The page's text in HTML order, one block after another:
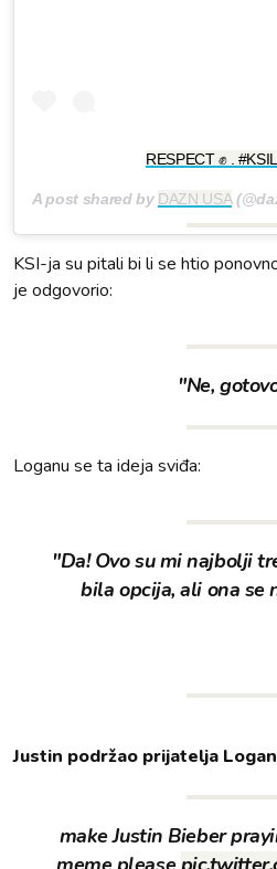
RESPECT ✊ .
A post shared by DAZN USA
KSI-ja su pitali bi li se htio
je odgovorio:
"Ne,
Loganu se ta ideja sviđa:
"Da! Ovo su mi najbolji
bila opcija, ali ona se
Justin podržao prijatelja
make Justin Bieber